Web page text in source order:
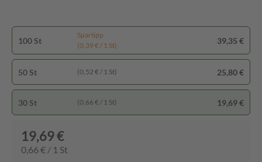
100 St
Spartipp
(0,39 € / 1 St)
39,35 €
50 St (0,52 € / 1 St) 25,80 €
30 St (0,66 € / 1 St) 19,69 €
19,69 €
0,66 € / 1 St